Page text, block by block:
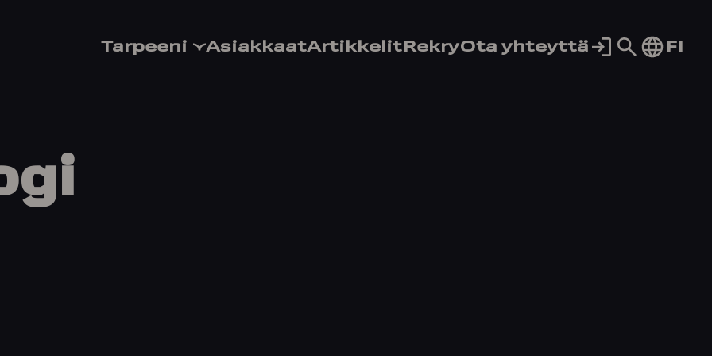
Tarpeeni AsiakkaatArtikkelitRekryOta yhteyttä
Siirry FI